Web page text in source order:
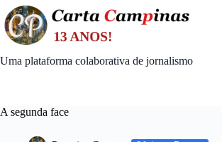
Skip
to
content
Uma plataforma colaborativa de jornalismo
A segunda face